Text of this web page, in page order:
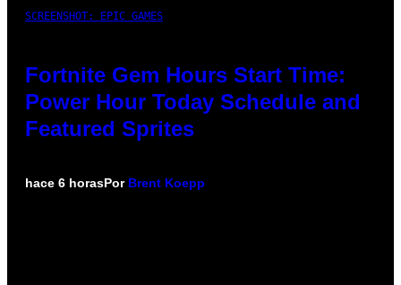
SCREENSHOT: EPIC GAMES
Fortnite Gem Hours Start Time:
Power Hour Today Schedule and
Featured Sprites
hace 6 horasPor Brent Koepp